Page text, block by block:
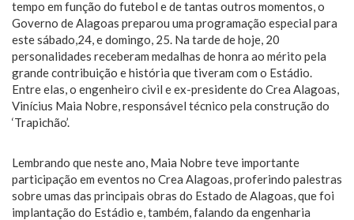
tempo em função do futebol e de tantas outros momentos, o
Governo de Alagoas preparou uma programação especial para
este sábado,24, e domingo, 25. Na tarde de hoje, 20
personalidades receberam medalhas de honra ao mérito pela
grande contribuição e história que tiveram com o Estádio.
Entre elas, o engenheiro civil e ex-presidente do Crea Alagoas,
Vinícius Maia Nobre, responsável técnico pela construção do
‘Trapichão’.
Lembrando que neste ano, Maia Nobre teve importante
participação em eventos no Crea Alagoas, proferindo palestras
sobre umas das principais obras do Estado de Alagoas, que foi
implantação do Estádio e, também, falando da engenharia